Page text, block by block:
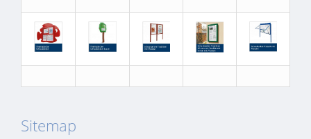
Sitemap